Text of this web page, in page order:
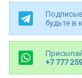
будьте в
+7 777